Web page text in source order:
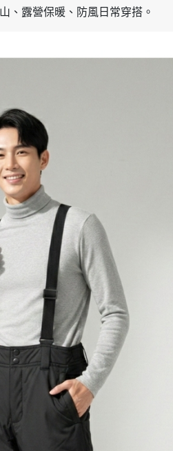
、露營保暖、防風日常穿搭。